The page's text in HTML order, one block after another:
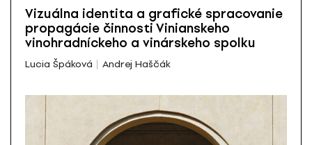
Vizuálna identita a grafické spracovanie
propagácie činnosti Vinianskeho
vinohradníckeho a vinárskeho spolku
Lucia Špáková Andrej Haščák